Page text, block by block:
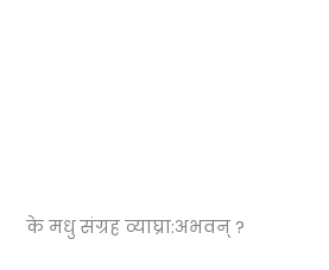
के मधु संग्रह व्याघ्रा:अभवन् ?